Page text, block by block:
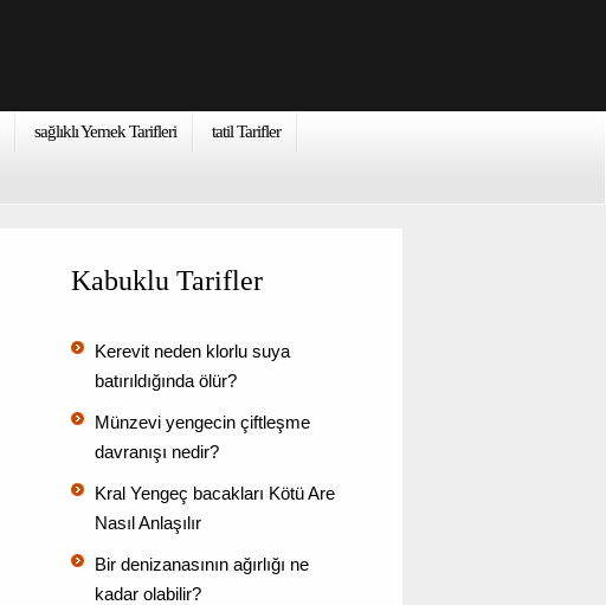
sağlıklı Yemek Tarifleri tatil Tarifler
Kabuklu Tarifler
Kerevit neden klorlu suya
batırıldığında ölür?
Münzevi yengecin çiftleşme
davranışı nedir?
Kral Yengeç bacakları Kötü Are
Nasıl Anlaşılır
Bir denizanasının ağırlığı ne
kadar olabilir?